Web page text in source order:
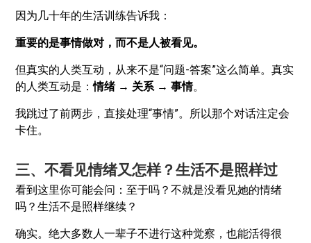
因为几十年的生活训练告诉我：
重要的是事情做对，而不是人被看见。
但真实的人类互动，从来不是“问题-答案”这么简单。真实
的人类互动是：情绪 → 关系 → 事情。
我跳过了前两步，直接处理“事情”。所以那个对话注定会
卡住。
三、不看见情绪又怎样？生活不是照样过
看到这里你可能会问：至于吗？不就是没看见她的情绪
吗？生活不是照样继续？
确实。绝大多数人一辈子不进行这种觉察，也能活得很